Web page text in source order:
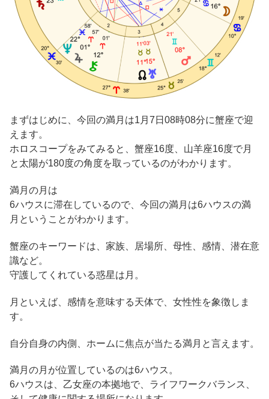
まずはじめに、今回の満月は1月7日08時08分に蟹座で迎
えます。
ホロスコープをみてみると、蟹座16度、山羊座16度で月
と太陽が180度の角度を取っているのがわかります。
満月の月は
6ハウスに滞在しているので、今回の満月は6ハウスの満
月ということがわかります。
蟹座のキーワードは、家族、居場所、母性、感情、潜在意
識など。
守護してくれている惑星は月。
月といえば、感情を意味する天体で、女性性を象徴しま
す。
自分自身の内側、ホームに焦点が当たる満月と言えます。
満月の月が位置しているのは6ハウス。
6ハウスは、乙女座の本拠地で、ライフワークバランス、